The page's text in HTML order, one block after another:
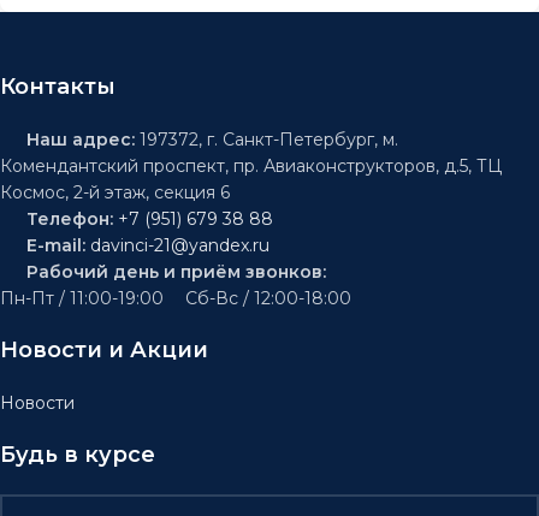
Контакты
Наш адрес: 197372, г. Санкт-Петербург, м.
Комендантский проспект, пр. Авиаконструкторов, д.5, ТЦ
Космос, 2-й этаж, секция 6
Телефон: +7 (951) 679 38 88
E-mail: davinci-21@yandex.ru
Рабочий день и приём звонков:
Пн-Пт / 11:00-19:00 Сб-Вс / 12:00-18:00
Новости и Акции
Новости
Будь в курсе